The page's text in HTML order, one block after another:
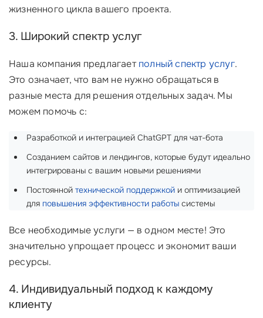
жизненного цикла вашего проекта.
3. Широкий спектр услуг
Наша компания предлагаетполный спектр услуг.
Это означает, что вам не нужно обращаться в
разные места для решения отдельных задач. Мы
можем помочь с:
Разработкой и интеграцией ChatGPT для чат-бота
Созданием сайтов и лендингов, которые будут идеально
интегрированы с вашим новыми решениями
Постоянной технической поддержкой и оптимизацией
для повышения эффективности работы системы
Все необходимые услуги — в одном месте! Это
значительно упрощает процесс и экономит ваши
ресурсы.
4. Индивидуальный подход к каждому
клиенту